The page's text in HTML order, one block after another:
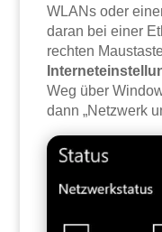
WLANs oder
daran bei einer
rechten
Weg über
dann „Netzwerk